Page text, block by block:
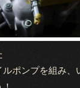
ポンプを組み、